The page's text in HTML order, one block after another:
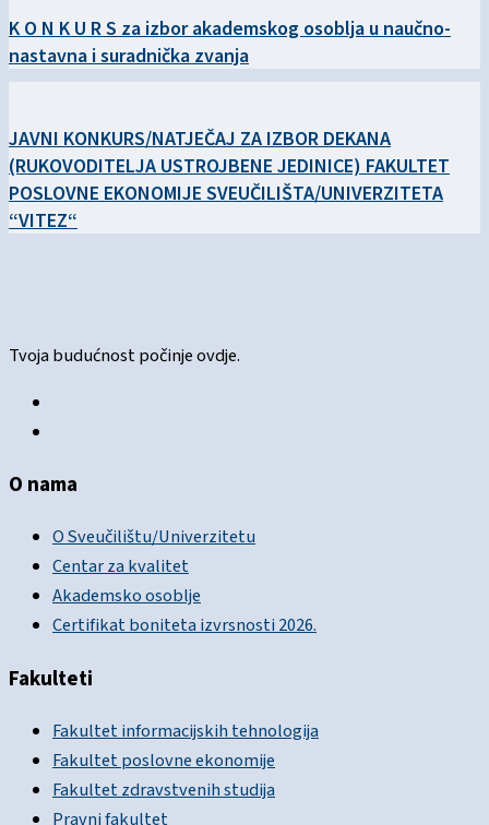
K O N K U R S za izbor akademskog osoblja u naučno-
nastavna i suradnička zvanja
JAVNI KONKURS/NATJEČAJ ZA IZBOR DEKANA
(RUKOVODITELJA USTROJBENE JEDINICE) FAKULTET
POSLOVNE EKONOMIJE SVEUČILIŠTA/UNIVERZITETA
“VITEZ“
Tvoja budućnost počinje ovdje.
O nama
O Sveučilištu/Univerzitetu
Centar za kvalitet
Akademsko osoblje
Certifikat boniteta izvrsnosti 2026.
Fakulteti
Fakultet informacijskih tehnologija
Fakultet poslovne ekonomije
Fakultet zdravstvenih studija
Pravni fakultet